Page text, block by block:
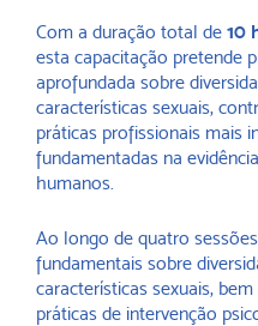
Com a duração total de 10
esta capacitação pretende
aprofundada sobre
características sexuais,
práticas profissionais mais
fundamentadas na
humanos.
Ao longo de quatro
fundamentais sobre
características sexuais,
práticas de intervenção